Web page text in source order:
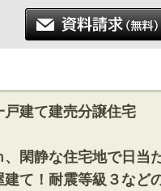
建て建売分譲住宅
閑静な住宅地で日当
て！耐震等級３など